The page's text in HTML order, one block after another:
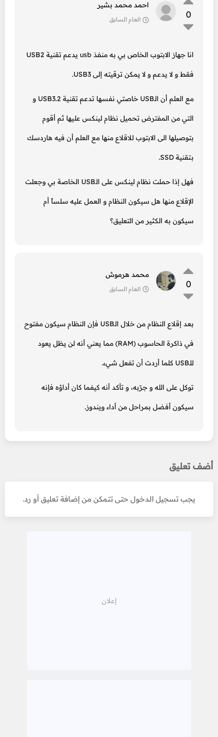
0
احمد محمد بشير
العام السابق
انا جهاز الابتوب الخاص بي به منفذ usb يدعم تقنية USB2
فقط و لا يدعم و لا يمكن ترقيته إلى USB3.
مع العلم أن الـUSB خاصتي نفسها تدعم تقنية USB3.2 و
التي من المفترض تحميل نظام لينكس عليها ثم أقوم
بتوصيلها الى الابتوب للاقلاع منها مع العلم أن فيه هاردسك
بتقنية SSD.
فهل إذا حملت نظام لينكس على الـUSB الخاصة بي وجعلت
الإقلاع منها هل سيكون النظام و العمل عليه سلساً أم
سيكون به الكثير من التعليق؟
0
محمد هرموش
العام السابق
بعد إقلاع النظام من خلال الـUSB فإن النظام سيكون مفتوح
في ذاكرة الحاسوب (RAM) مما يعني أنه لن يظل يعود
للـUSB كلما أردت أن تفعل شيء.
توكل على الله و جرّبه، و تأكد أنه كيفما كان أداؤه فإنه
سيكون أفضل بمراحل من أداء ويندوز.
أضف تعليق
يجب تسجيل الدخول حتى تتمكن من إضافة تعليق أو رد.